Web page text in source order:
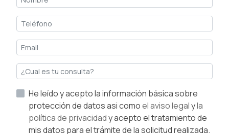
He leído y acepto la información básica sobre
protección de datos asi comoel aviso legalyla
política de privacidady acepto el tratamiento de
mis datos para el trámite de la solicitud realizada.